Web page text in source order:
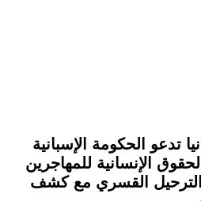
تدعو الحكومة الإسبانية
الإنسانية للمهاجرين
الترحيل القسري مع كشف